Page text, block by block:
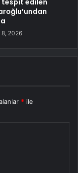
tespit edilen
8, 2026
* ile